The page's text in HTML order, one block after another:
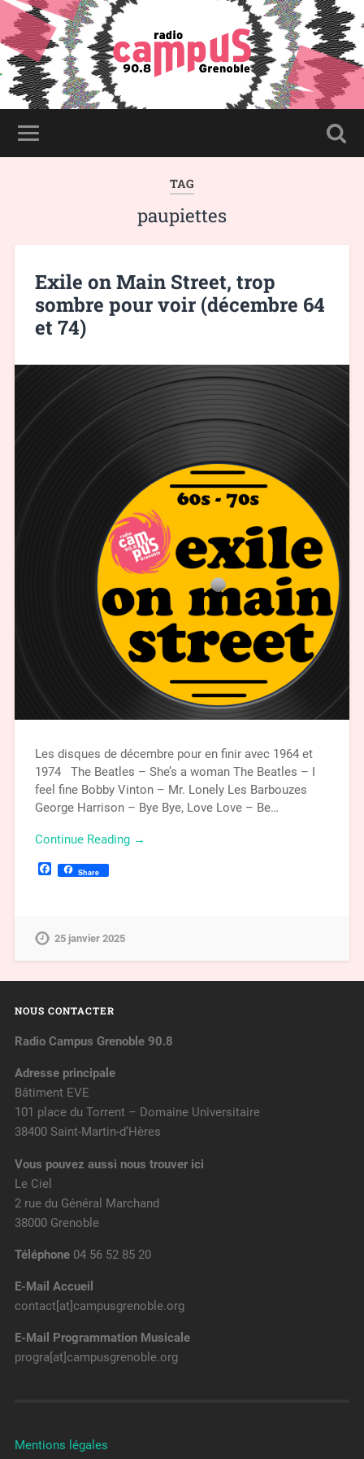
TAG
paupiettes
Exile on Main Street, trop
sombre pour voir (décembre 64
et 74)
Les disques de décembre pour en finir avec 1964 et
1974 The Beatles – She’s a woman The Beatles – I
feel fine Bobby Vinton – Mr. Lonely Les Barbouzes
George Harrison – Bye Bye, Love Love – Be…
Continue Reading →
Facebook
Share
25 janvier 2025
NOUS CONTACTER
Radio Campus Grenoble 90.8
Adresse principale
Bâtiment EVE
101 place du Torrent – Domaine Universitaire
38400 Saint-Martin-d’Hères
Vous pouvez aussi nous trouver ici
Le Ciel
2 rue du Général Marchand
38000 Grenoble
Téléphone04 56 52 85 20
E-Mail Accueil
contact[at]campusgrenoble.org
E-Mail Programmation Musicale
progra[at]campusgrenoble.org
Mentions légales